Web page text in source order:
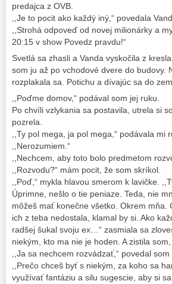
predajca z OVB.
,,Je to pocit ako každý iný,“ povedala
,,Strohá odpoveď od novej milionárky a
20:15 v show Povedz pravdu!“
Svetlá sa zhasli a Vanda vyskočila z
som ju až po vchodové dvere do budovy.
rozplakala sa. Potichu a dívajúc sa do
,,Poďme domov,“ podával som jej ruku.
Po chvíli vzlykania sa postavila, utrela si
pozrela.
,,Ty pol mega, ja pol mega,“ podávala
,,Nerozumiem.“
,,Nechcem, aby toto bolo predmetom
,,Rozvodu?“ mám pocit, že som skríkol.
,,Poď,“ mykla hlavou smerom k lavičke.
Úprimne, nešlo o tie peniaze. Teda, nie
môžeš mať konečne všetko. Okrem
ich z teba nedostala, klamal by si. Ako
radšej šukal svoju ex…“ zasmiala sa
niekým, kto ma nie je hoden. A zistila
,,Ja sa nechcem rozvádzať,“ povedal
,,Prečo chceš byť s niekým, za koho sa
využívať fantáziu a silu sugescie, aby si sa